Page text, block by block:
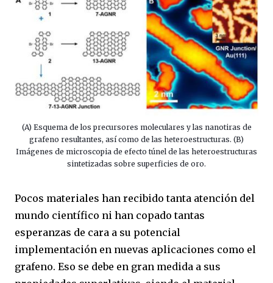
(A) Esquema de los precursores moleculares y las nanotiras de
grafeno resultantes, así como de las heteroestructuras. (B)
Imágenes de microscopia de efecto túnel de las heteroestructuras
sintetizadas sobre superficies de oro.
Pocos materiales han recibido tanta atención del
mundo científico ni han copado tantas
esperanzas de cara a su potencial
implementación en nuevas aplicaciones como el
grafeno. Eso se debe en gran medida a sus